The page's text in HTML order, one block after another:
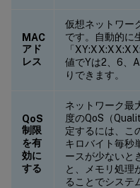
MAC
アド
レス
仮想ネットワー
です。自動的に
「
値でYは2、6、
りできます。
QoS
制限
を有
効に
する
ネットワーク最
度のQoS（
定するには、こ
キロバイト毎秒
ースが少ないと
と、メモリ処理
ることでシステ